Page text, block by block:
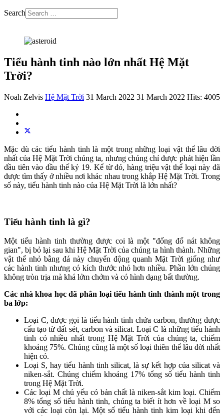
Search
Tiểu hành tinh nào lớn nhất Hệ Mặt
Trời?
Noah Zelvis Hệ Mặt Trời 31 March 2022 31 March 2022 Hits: 4005
Mặc dù các tiểu hành tinh là một trong những loại vật thể lâu đời
nhất của Hệ Mặt Trời chúng ta, nhưng chúng chỉ được phát hiện lần
đầu tiên vào đầu thế kỷ 19. Kể từ đó, hàng triệu vật thể loại này đã
được tìm thấy ở nhiều nơi khác nhau trong khắp Hệ Mặt Trời. Trong
số này, tiểu hành tinh nào của Hệ Mặt Trời là lớn nhất?
Tiểu hành tinh là gì?
Một tiểu hành tinh thường được coi là một "đống đổ nát không
gian", bị bỏ lại sau khi Hệ Mặt Trời của chúng ta hình thành. Những
vật thể nhỏ bằng đá này chuyển động quanh Mặt Trời giống như
các hành tinh nhưng có kích thước nhỏ hơn nhiều. Phần lớn chúng
không tròn trịa mà khá lởm chởm và có hình dạng bất thường.
Các nhà khoa học đã phân loại tiểu hành tinh thành một trong
ba lớp:
Loại C, được gọi là tiểu hành tinh chứa carbon, thường được
cấu tạo từ đất sét, carbon và silicat. Loại C là những tiểu hành
tinh có nhiều nhất trong Hệ Mặt Trời của chúng ta, chiếm
khoảng 75%. Chúng cũng là một số loại thiên thể lâu đời nhất
hiện có.
Loại S, hay tiểu hành tinh silicat, là sự kết hợp của silicat và
niken-sắt. Chúng chiếm khoảng 17% tổng số tiểu hành tinh
trong Hệ Mặt Trời.
Các loại M chủ yếu có bản chất là niken-sắt kim loại. Chiếm
8% tổng số tiểu hành tinh, chúng ta biết ít hơn về loại M so
với các loại còn lại. Một số tiểu hành tinh kim loại khi đến